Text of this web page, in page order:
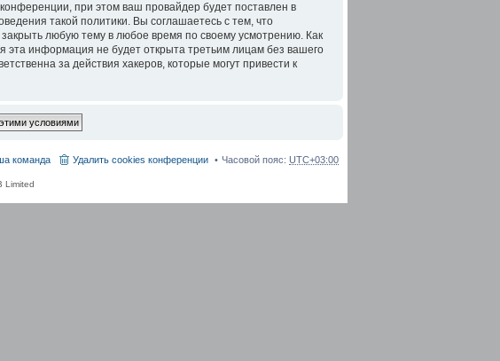
при этом ваш провайдер будет поставлен в
такой политики. Вы соглашаетесь с тем, что
любую тему в любое время по своему усмотрению. Как
эта информация не будет открыта третьим лицам без вашего
за действия хакеров, которые могут привести к
Часовой пояс: UTC+03:00
Удалить cookies конференции
команда
Limited